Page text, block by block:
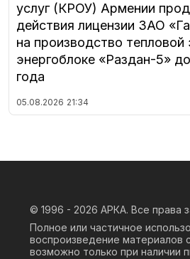
услуг (КРОУ) Армении
действия лицензии ЗАО
на производство тепловой
энергоблоке «Раздан-5»
года
05.08.2026 21:34
© 1996 - 2026 АРКА. Все права
Полное или частичное
воспроизведение материалов
возможно только при наличии